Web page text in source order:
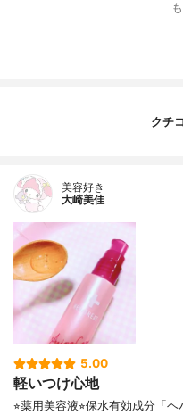
クチ
美容好き
大崎美佳
5.00
軽いつけ心地
⭐︎薬用美容液⭐︎保水有効成分「